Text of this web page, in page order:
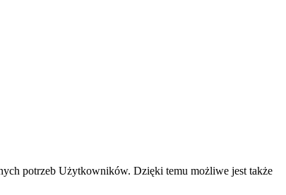
potrzeb Użytkowników. Dzięki temu możliwe jest także